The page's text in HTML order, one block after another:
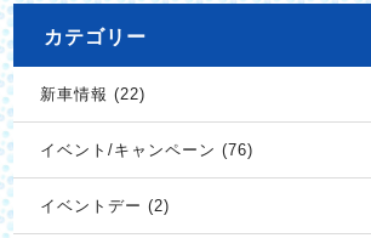
カテゴリー
新車情報 (22)
イベント/キャンペーン (76)
イベントデー (2)